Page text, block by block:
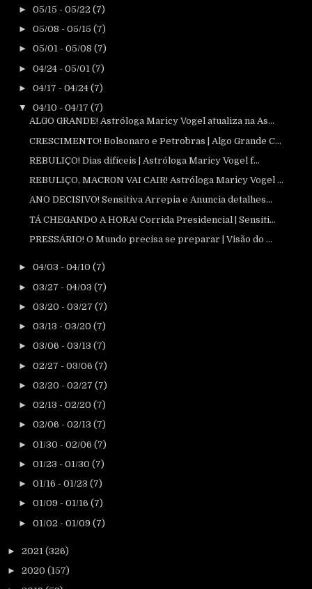
► 05/15 - 05/22 (7)
► 05/08 - 05/15 (7)
► 05/01 - 05/08 (7)
► 04/24 - 05/01 (7)
► 04/17 - 04/24 (7)
▼ 04/10 - 04/17 (7)
ALGO GRANDE! Astróloga Maricy Vogel atualiza na As...
CRESCIMENTO! Bolsonaro e Petrobras | Algo Grande C...
REBULIÇO! Dias difíceis | Astróloga Maricy Vogel f...
REBULIÇO, MACR0N VAI CAIR! Astróloga Maricy Vogel ...
ANO DECISIVO! Sensitiva Arrepia e Anuncia detalhes...
TÁ CHEGANDO A HORA! Corrida Presidencial | Sensiti...
PRESSÁRIO! O Mundo precisa se preparar | Visão do ...
► 04/03 - 04/10 (7)
► 03/27 - 04/03 (7)
► 03/20 - 03/27 (7)
► 03/13 - 03/20 (7)
► 03/06 - 03/13 (7)
► 02/27 - 03/06 (7)
► 02/20 - 02/27 (7)
► 02/13 - 02/20 (7)
► 02/06 - 02/13 (7)
► 01/30 - 02/06 (7)
► 01/23 - 01/30 (7)
► 01/16 - 01/23 (7)
► 01/09 - 01/16 (7)
► 01/02 - 01/09 (7)
► 2021 (326)
► 2020 (157)